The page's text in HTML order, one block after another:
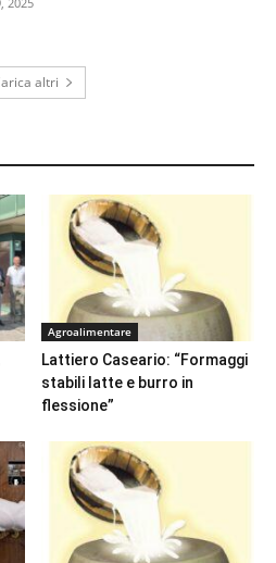
altri
Agroalimentare
Lattiero Caseario: “Formaggi
stabili latte e burro in
flessione”